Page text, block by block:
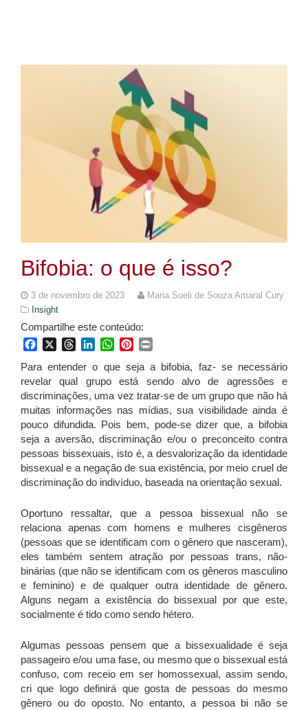
Bifobia: o que é isso?
3 de novembro de 2023
Maria Sueli de Souza Amaral Cury
Insight
Compartilhe este conteúdo:
FacebookThreadsLinkedInWhatsApp
Pinterest
Para entender o que seja a bifobia, faz- se necessário
revelar qual grupo está sendo alvo de agressões e
discriminações, uma vez tratar-se de um grupo que não há
muitas informações nas mídias, sua visibilidade ainda é
pouco difundida. Pois bem, pode-se dizer que, a bifobia
seja a aversão, discriminação e/ou o preconceito contra
pessoas bissexuais, isto é, a desvalorização da identidade
bissexual e a negação de sua existência, por meio cruel de
discriminação do indivíduo, baseada na orientação sexual.
Oportuno ressaltar, que a pessoa bissexual não se
relaciona apenas com homens e mulheres cisgêneros
(pessoas que se identificam com o gênero que nasceram),
eles também sentem atração por pessoas trans, não-
binárias (que não se identificam com os gêneros masculino
e feminino) e de qualquer outra identidade de gênero.
Alguns negam a existência do bissexual por que este,
socialmente é tido como sendo hétero.
Algumas pessoas pensem que a bissexualidade é seja
passageiro e/ou uma fase, ou mesmo que o bissexual está
confuso, com receio em ser homossexual, assim sendo,
cri que logo definirá que gosta de pessoas do mesmo
gênero ou do oposto. No entanto, a pessoa bi não se